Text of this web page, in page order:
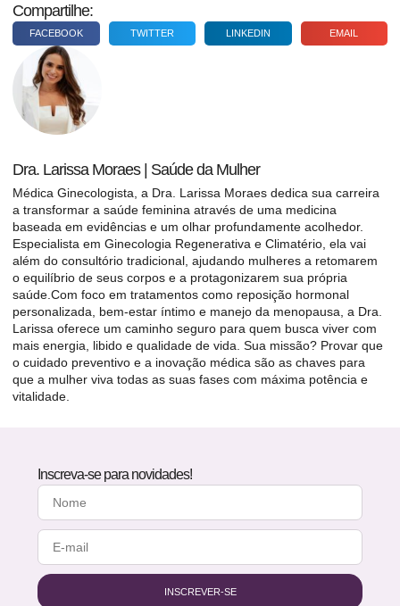
Compartilhe:
FACEBOOK TWITTER LINKEDIN EMAIL
Dra. Larissa Moraes | Saúde da Mulher
Médica Ginecologista, a Dra. Larissa Moraes dedica sua carreira
a transformar a saúde feminina através de uma medicina
baseada em evidências e um olhar profundamente acolhedor.
Especialista em Ginecologia Regenerativa e Climatério, ela vai
além do consultório tradicional, ajudando mulheres a retomarem
o equilíbrio de seus corpos e a protagonizarem sua própria
saúde.Com foco em tratamentos como reposição hormonal
personalizada, bem-estar íntimo e manejo da menopausa, a Dra.
Larissa oferece um caminho seguro para quem busca viver com
mais energia, libido e qualidade de vida. Sua missão? Provar que
o cuidado preventivo e a inovação médica são as chaves para
que a mulher viva todas as suas fases com máxima potência e
vitalidade.
Inscreva-se para novidades!
INSCREVER-SE